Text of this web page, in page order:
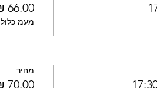
מעמ כלול
מחיר